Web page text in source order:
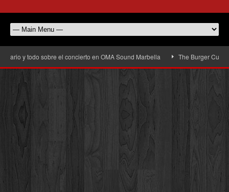
y todo sobre el concierto en OMA Sound Marbella The Burger Cup